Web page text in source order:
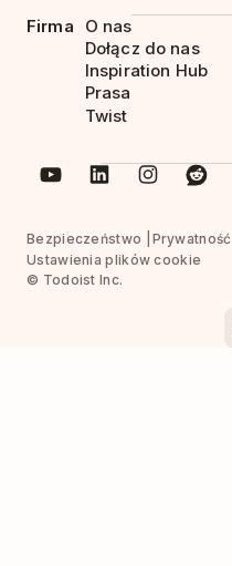
Firma
O nas
Dołącz do nas
Inspiration Hub
Prasa
Twist
Bezpieczeństwo Prywatność
Ustawienia plików cookie
© Todoist Inc.